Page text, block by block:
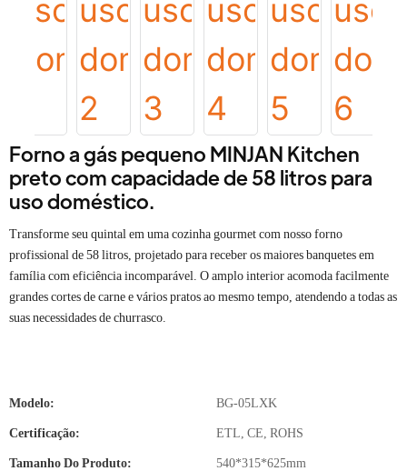
Forno a gás pequeno MINJAN Kitchen
preto com capacidade de 58 litros para
uso doméstico.
Transforme seu quintal em uma cozinha gourmet com nosso forno
profissional de 58 litros, projetado para receber os maiores banquetes em
família com eficiência incomparável. O amplo interior acomoda facilmente
grandes cortes de carne e vários pratos ao mesmo tempo, atendendo a todas as
suas necessidades de churrasco.
Modelo: BG-05LXK
Certificação: ETL, CE, ROHS
Tamanho Do Produto: 540*315*625mm